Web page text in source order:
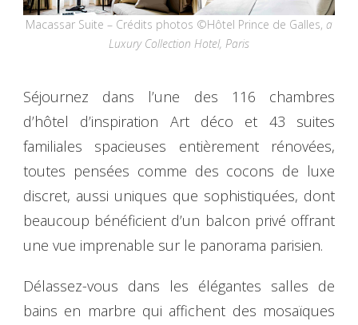
Macassar Suite – Crédits photos ©Hôtel Prince de Galles, a
Luxury Collection Hotel, Paris
Séjournez dans l’une des 116 chambres
d’hôtel d’inspiration Art déco et 43 suites
familiales spacieuses entièrement rénovées,
toutes pensées comme des cocons de luxe
discret, aussi uniques que sophistiquées, dont
beaucoup bénéficient d’un balcon privé offrant
une vue imprenable sur le panorama parisien.
Délassez-vous dans les élégantes salles de
bains en marbre qui affichent des mosaïques